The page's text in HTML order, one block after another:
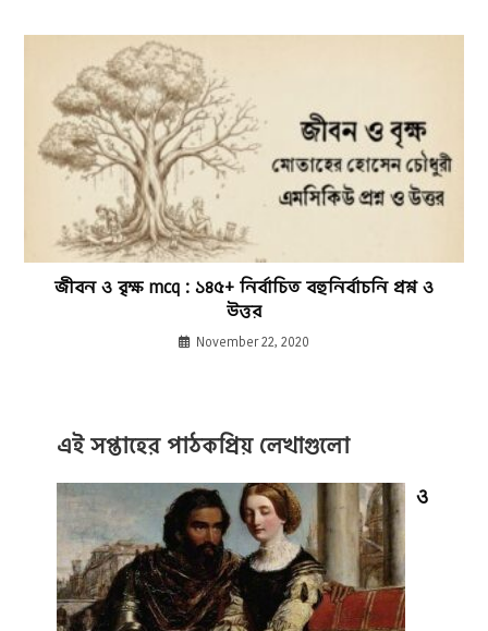
জীবন ও বৃক্ষ mcq : ১৪৫+ নির্বাচিত বহুনির্বাচনি প্রশ্ন ও
উত্তর
November 22, 2020
এই সপ্তাহের পাঠকপ্রিয় লেখাগুলো
ও